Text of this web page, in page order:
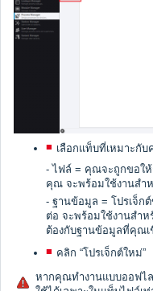
เลือกแท็บที่เหมาะกั
- ไฟล์ = คุณจะถูกขอให้
คุณ จะพร้อมใช้งานสำ
- ฐานข้อมูล = โปรเจ็ก
ต่อ จะพร้อมใช้งานสำ
ต้องกับฐานข้อมูลที่คุณ
คลิก “โปรเจ็กต์ใหม่”
หากคุณทำงานแบบออฟไ